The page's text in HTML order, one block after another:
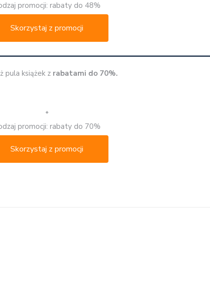
promocji: rabaty do 48%
Skorzystaj z promocji
pula książek zrabatami do 70%.
*
promocji: rabaty do 70%
Skorzystaj z promocji